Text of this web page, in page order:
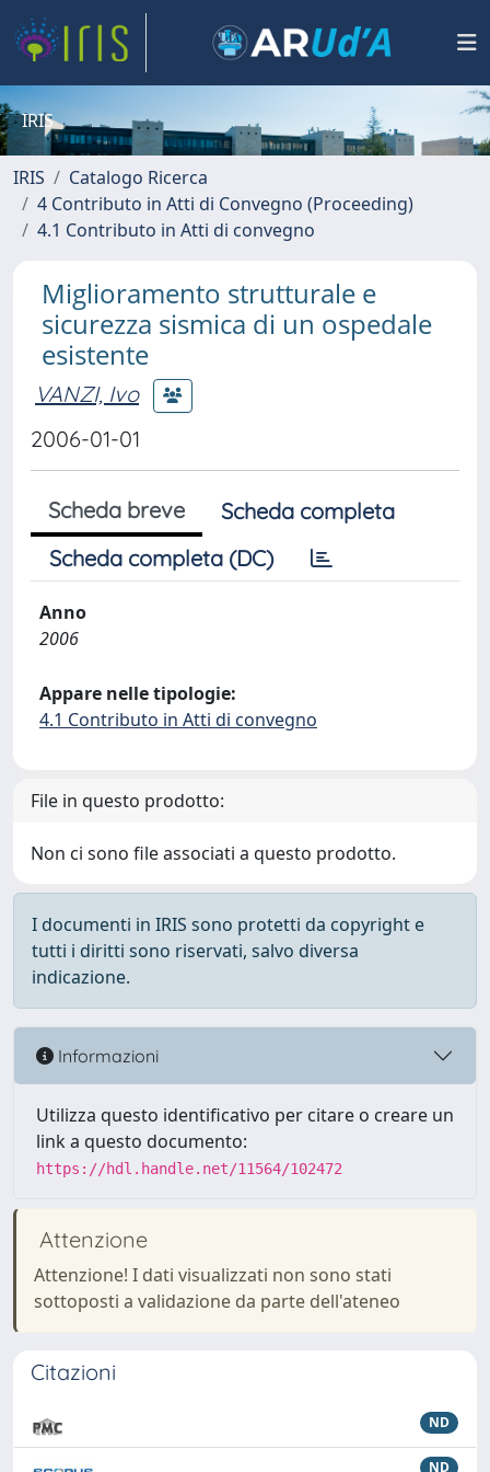
IRIS
IRIS
Catalogo Ricerca
4 Contributo in Atti di Convegno (Proceeding)
4.1 Contributo in Atti di convegno
Miglioramento strutturale e
sicurezza sismica di un ospedale
esistente
VANZI, Ivo
2006-01-01
Scheda breve
Scheda completa
Scheda completa (DC)
Anno
2006
Appare nelle tipologie:
4.1 Contributo in Atti di convegno
File in questo prodotto:
Non ci sono file associati a questo prodotto.
I documenti in IRIS sono protetti da copyright e
tutti i diritti sono riservati, salvo diversa
indicazione.
Informazioni
Utilizza questo identificativo per citare o creare un
link a questo documento:
https://hdl.handle.net/11564/102472
Attenzione
Attenzione! I dati visualizzati non sono stati
sottoposti a validazione da parte dell'ateneo
Citazioni
ND
ND